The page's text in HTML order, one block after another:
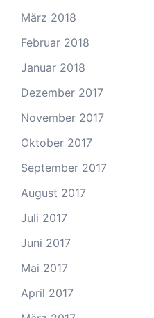
März 2018
Februar 2018
Januar 2018
Dezember 2017
November 2017
Oktober 2017
September 2017
August 2017
Juli 2017
Juni 2017
Mai 2017
April 2017